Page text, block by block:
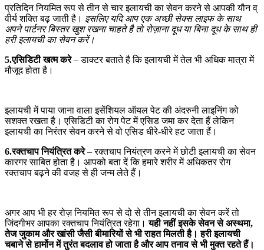
प्रतिदिन नियमित रूप से तीन से चार इलायची का सेवन करने से आपकी यौन व्
वीर्य शक्ति बढ़ जाती है। इसलिए यदि आप एक अच्छी सेक्स लाइफ के साथ
अपने पार्टनर बिस्तर खुश रखना चाहते है तो रोज़ाना दूध या बिना दूध के साथ ही
हरी इलायची का सेवन करें।
5.एसिडिटी खत्म करे– डाक्टर बताते है कि इलायची में तेल भी अधिक मात्रा में
मौजूद होता है।
इलायची में पाया जाना वाला इसेंशियल ऑयल पेट की अंदरुनी लाइनिंग को
सशक्त रखता है। एसिडिटी का रोग पेट में एसिड जमा कर देता हैं लेकिन
इलायची का निरंतर सेवन करने से वो एसिड धीरे-धीरे हट जाता हैं।
6.रक्तचाप नियंत्रित करे– रक्तचाप नियंत्रण करने में छोटी इलायची का सेवन
कारगर साबित होता है। आपको बता दें कि हमारे शरीर में अधिकतर रोग
रक्तचाप बढ़ने की वजह से ही जन्म लेते हैं।
अगर आप भी हर रोज़ नियमित रूप से दो से तीन इलायची का सेवन करें तो
जिंदगीभर आपका रक्तचाप नियंत्रित रहेगा।यही नहीं इसके सेवन से अस्थमा,
तेज जुकाम और खांसी जैसी बीमारियों से भी राहत मिलती है। हरी इलायची
चबाने से हार्मोन में तुरंत बदलाव हो जाता है और आप तनाव से भी मुक्त रहते हैं।